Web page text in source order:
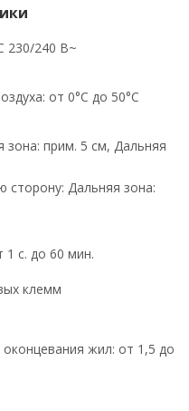
230/240 В~
от 0°C до 50°C
зона: прим. 5 см, Дальняя
сторону: Дальняя зона:
с. до 60 мин.
клемм
жил: от 1,5 до